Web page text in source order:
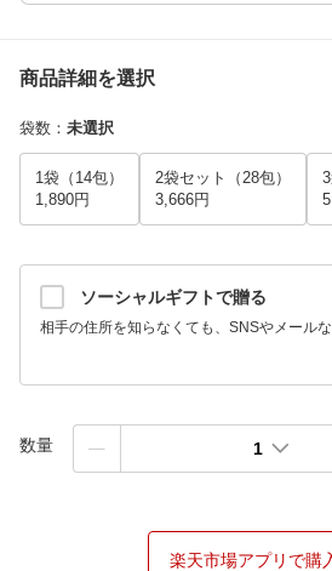
商品詳細を選択
袋数 ： 未選択
1袋（14包）
1,890円
2袋セット（28包）
3,666円
ソーシャルギフトで贈る
相手の住所を知らなくても、SNSやメール
数量 1
楽天市場アプリで購